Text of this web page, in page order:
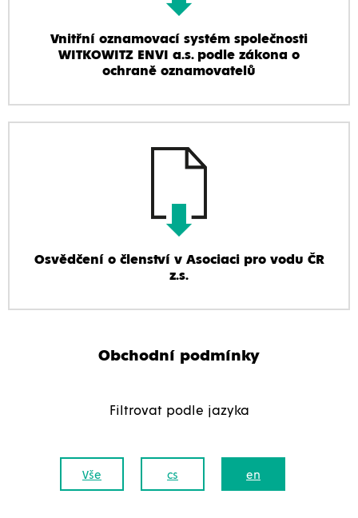
Vnitřní oznamovací systém společnosti
WITKOWITZ ENVI a.s. podle zákona o
ochraně oznamovatelů
Osvědčení o členství v Asociaci pro vodu ČR
z.s.
Obchodní podmínky
Filtrovat podle jazyka
Vše cs en